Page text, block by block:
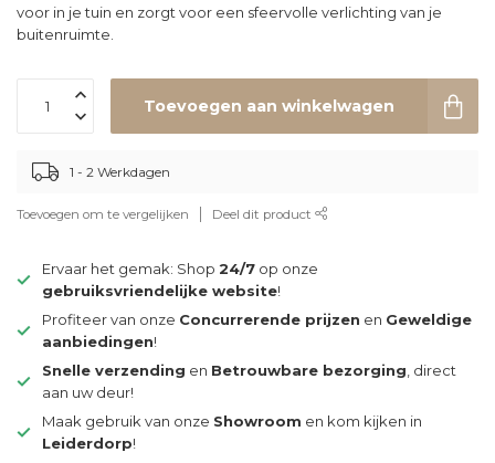
voor in je tuin en zorgt voor een sfeervolle verlichting van je
buitenruimte.
Toevoegen aan winkelwagen
1 - 2 Werkdagen
Toevoegen om te vergelijken Deel dit product
Ervaar het gemak: Shop 24/7 op onze
gebruiksvriendelijke website!
Profiteer van onze Concurrerende prijzen en Geweldige
aanbiedingen!
Snelle verzending en Betrouwbare bezorging , direct
aan uw deur!
Maak gebruik van onze Showroom en kom kijken in
Leiderdorp!